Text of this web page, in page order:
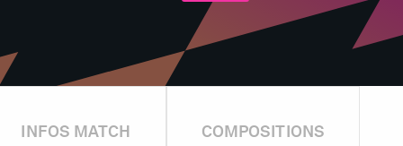
INFOS MATCH COMPOSITIONS